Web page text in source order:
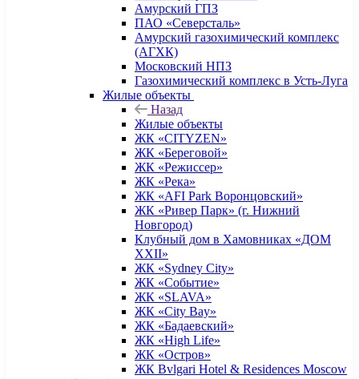
Амурский ГПЗ
ПАО «Северсталь»
Амурский газохимический комплекс
(АГХК)
Московский НПЗ
Газохимический комплекс в Усть-Луга
Жилые объекты
Назад
Жилые объекты
ЖК «CITYZEN»
ЖК «Береговой»
ЖК «Режиссер»
ЖК «Река»
ЖК «AFI Park Воронцовский»
ЖК «Ривер Парк» (г. Нижний
Новгород)
Клубный дом в Хамовниках «ДОМ
XXII»
ЖК «Sydney City»
ЖК «Событие»
ЖК «SLAVA»
ЖК «City Bay»
ЖК «Бадаевский»
ЖК «High Life»
ЖК «Остров»
ЖК Bvlgari Hotel & Residences Moscow